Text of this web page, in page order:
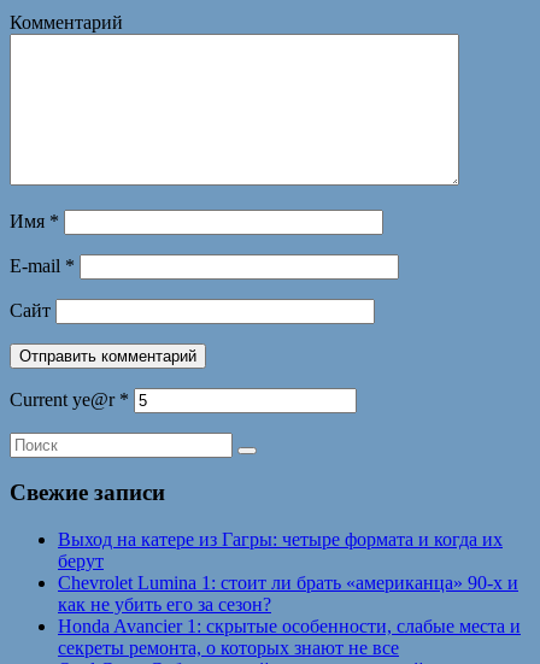
Комментарий
Имя *
E-mail *
Сайт
Current ye@r *
Свежие записи
Выход на катере из Гагры: четыре формата и когда их
берут
Chevrolet Lumina 1: стоит ли брать «американца» 90-х и
как не убить его за сезон?
Honda Avancier 1: скрытые особенности, слабые места и
секреты ремонта, о которых знают не все